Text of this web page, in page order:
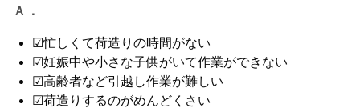
Ａ．
☑忙しくて荷造りの時間がない
☑妊娠中や小さな子供がいて作業ができない
☑高齢者など引越し作業が難しい
☑荷造りするのがめんどくさい